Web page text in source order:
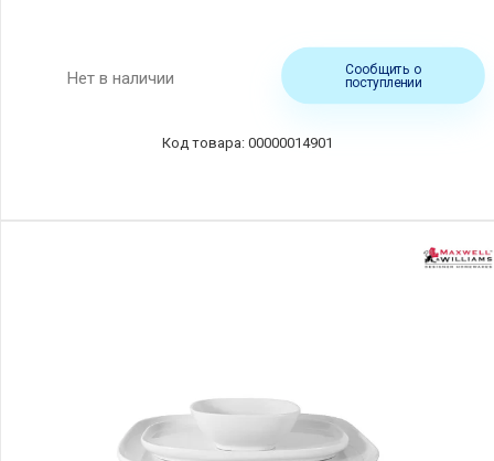
Нет в наличии
Сообщить о
поступлении
00000014901